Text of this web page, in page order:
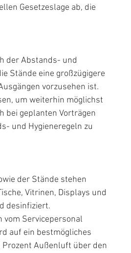
Gesetzeslage ab, die
der Abstands- und
Stände eine großzügigere
vorzusehen ist.
um weiterhin möglichst
bei geplanten Vorträgen
und Hygieneregeln zu
der Stände stehen
Vitrinen, Displays und
desinfiziert.
vom Servicepersonal
auf ein bestmögliches
Außenluft über den